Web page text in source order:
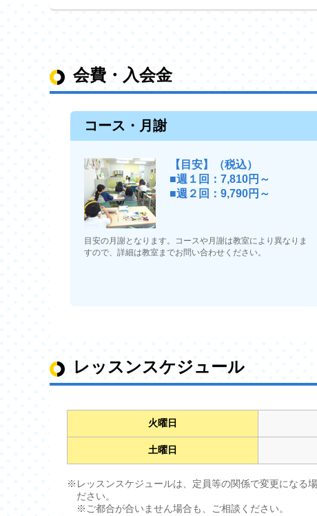
会費・入会金
コース・月謝
【目安】（税込）
■週１回：7,810円～
■週２回：9,790円～
目安の月謝となります。コースや月謝は教室により異なりま
すので、詳細は教室までお問い合わせください。
レッスンスケジュール
火曜日
土曜日
※レッスンスケジュールは、定員等の関係で変更になる
ださい。
※ご都合が合いません場合も、ご相談ください。